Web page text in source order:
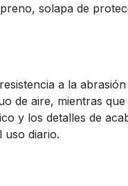
solapa de
a la
de aire, mientras
y los detalles de
diario.